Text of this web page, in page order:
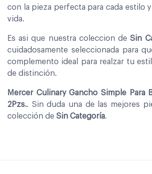
con la pieza perfecta para cada estilo
vida.
Es asi que nuestra coleccion deSin
cuidadosamente seleccionada para
complemento ideal para realzar tu
de distinción.
Mercer Culinary Gancho Simple Para
2Pzs.. Sin duda una de las mejores
colección de Sin Categoría.